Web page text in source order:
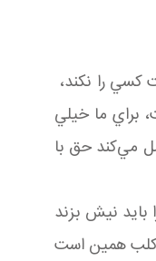
کسي را نکند،
براي ما خيلي
مي‌کند حق با
نيش بزند
کلب همين است